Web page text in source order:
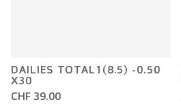
DAILIES TOTAL1(8.5) -0.50
X30
CHF 39.00